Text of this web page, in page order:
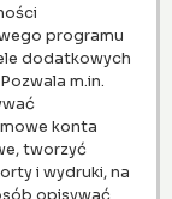
programu
dodatkowych
m.in.
konta
tworzyć
i wydruki, na